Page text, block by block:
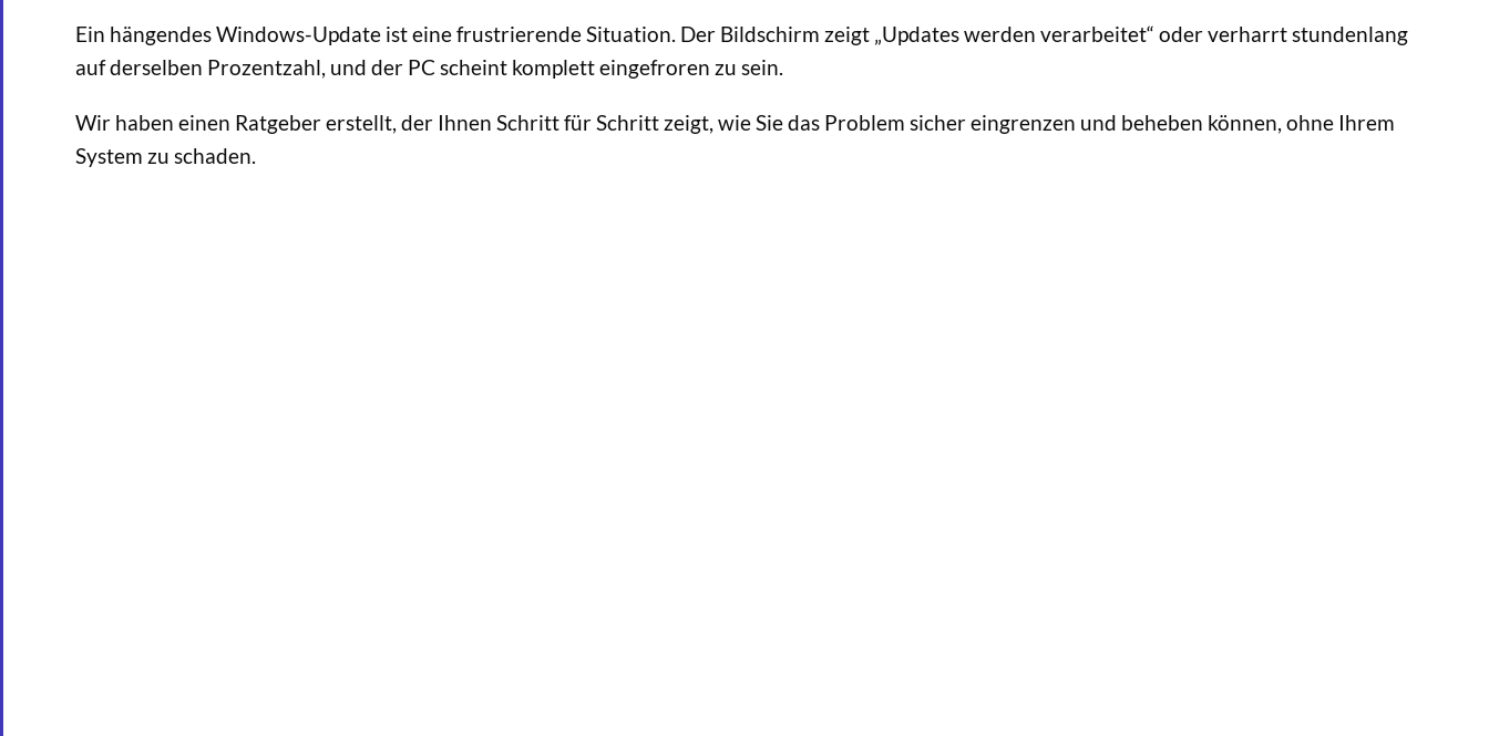
Ein hängendes Windows-Update ist eine frustrierende Situation. Der Bildschirm zeigt „Updates werden verarbeitet“ oder verharrt stundenlang
auf derselben Prozentzahl, und der PC scheint komplett eingefroren zu sein.
Wir haben einen Ratgeber erstellt, der Ihnen Schritt für Schritt zeigt, wie Sie das Problem sicher eingrenzen und beheben können, ohne Ihrem
System zu schaden.